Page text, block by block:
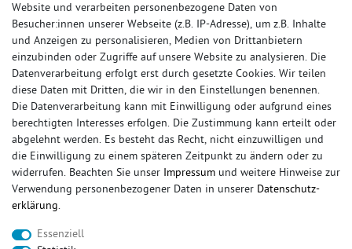
© Copyright 2026 Sportauspuff-Store.de - Alle Rechte vorbehalten.
Preisangaben inkl. gesetzlicher MwSt. und zzgl. Versandkosten
Das Internetportal für Sportendschalldämpfer, Komplettanlagen,
Rennsportanlagen, Sportendrohre, Universalteile, Fächerkrümmer,
Vorschalldämpfer, Sportkat, Ersatzrohr und Auspuffzubehör.
FOX, REMUS, FSW, FRIEDRICH MOTORSPORT, EISENMANN, ULTER
Website und verarbeiten personenbezogene Daten von
Besucher:innen unserer Webseite (z.B. IP-Adresse), um z.B. Inhalte
und Anzeigen zu personalisieren, Medien von Drittanbietern
einzubinden oder Zugriffe auf unsere Website zu analysieren. Die
Datenverarbeitung erfolgt erst durch gesetzte Cookies. Wir teilen
diese Daten mit Dritten, die wir in den Einstellungen benennen.
Die Datenverarbeitung kann mit Einwilligung oder aufgrund eines
berechtigten Interesses erfolgen. Die Zustimmung kann erteilt oder
abgelehnt werden. Es besteht das Recht, nicht einzuwilligen und
die Einwilligung zu einem späteren Zeitpunkt zu ändern oder zu
widerrufen. Beachten Sie unser Impressum und weitere Hinweise zur
Verwendung personenbezogener Daten in unserer Daten­schutz­
erklärung.
Essenziell